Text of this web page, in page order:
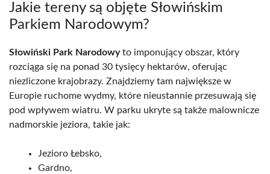
Jakie tereny są objęte Słowińskim
Parkiem Narodowym?
Słowiński Park Narodowyto imponujący obszar, który
rozciąga się na ponad 30 tysięcy hektarów, oferując
niezliczone krajobrazy. Znajdziemy tam największe w
Europie ruchome wydmy, które nieustannie przesuwają się
pod wpływem wiatru. W parku ukryte są także malownicze
nadmorskie jeziora, takie jak:
Jezioro Łebsko,
Gardno,